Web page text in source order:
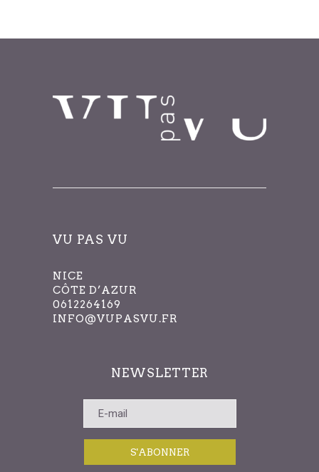
VU PAS VU
NICE
CÔTE D’AZUR
0612264169
INFO@VUPASVU.FR
NEWSLETTER
S'ABONNER